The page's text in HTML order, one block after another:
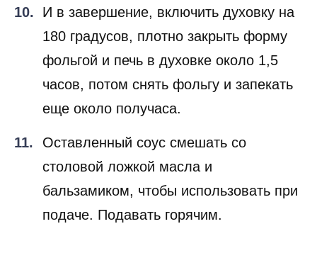
И в завершение, включить духовку на
180 градусов, плотно закрыть форму
фольгой и печь в духовке около 1,5
часов, потом снять фольгу и запекать
еще около получаса.
Оставленный соус смешать со
столовой ложкой масла и
бальзамиком, чтобы использовать при
подаче. Подавать горячим.